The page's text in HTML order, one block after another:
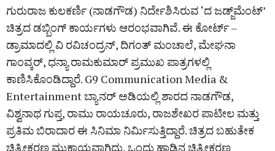
ಗುರುರಾಜ ಕುಲಕರ್ಣಿ (ನಾಡಗೌಡ) ನಿರ್ದೇಶಿಸಿರುವ ‘ದ ಜಡ್ಜ್‌ಮೆಂಟ್’
ಚಿತ್ರದ ಡಬ್ಬಿಂಗ್‌ ಕಾರ್ಯಗಳು ಆರಂಭವಾಗಿವೆ. ಈ ಕೋರ್ಟ್‌ –
ಡ್ರಾಮಾದಲ್ಲಿ ವಿ ರವಿಚಂದ್ರನ್‌, ದಿಗಂತ್‌ ಮಂಚಾಲೆ, ಮೇಘನಾ
ಗಾಂವ್ಕರ್‌, ಧನ್ಯಾ ರಾಮಕುಮಾರ್‌ ಪ್ರಮುಖ ಪಾತ್ರಗಳಲ್ಲಿ
ಕಾಣಿಸಿಕೊಂಡಿದ್ದಾರೆ. G9 Communication Media &
Entertainment ಬ್ಯಾನರ್‌ ಅಡಿಯಲ್ಲಿ ಶಾರದ ನಾಡಗೌಡ,
ವಿಶ್ವನಾಥ ಗುಪ್ತ, ರಾಮು ರಾಯಚೂರು, ರಾಜಶೇಖರ ಪಾಟೀಲ ಮತ್ತು
ಪ್ರತಿಮ ಬಿರಾದಾರ ಈ ಸಿನಿಮಾ ನಿರ್ಮಿಸುತ್ತಿದ್ದಾರೆ. ಚಿತ್ರದ ಬಹುತೇಕ
ಚಿತ್ರೀಕರಣ ಮುಕ್ತಾಯವಾಗಿದ್ದು, ಒಂದು ಹಾಡಿನ ಚಿತ್ರೀಕರಣ